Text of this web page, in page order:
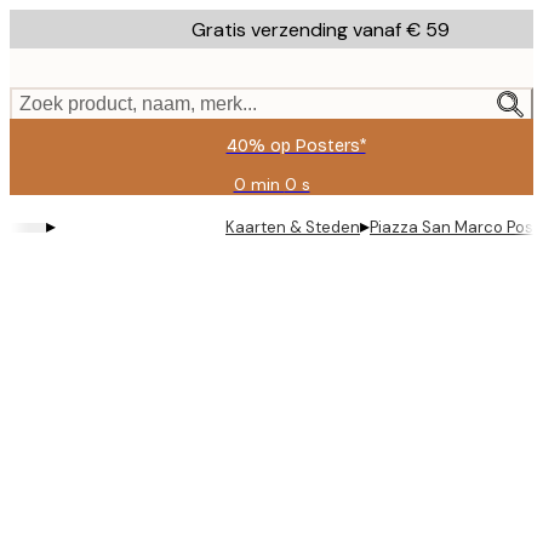
to
content.
Gratis verzending vanaf € 59
Zoek product, naam, merk...
40% op Posters*
0 min 0 s
Geldig
tot:
2026-
▸ Kaarten & Steden▸Piazza San Marco